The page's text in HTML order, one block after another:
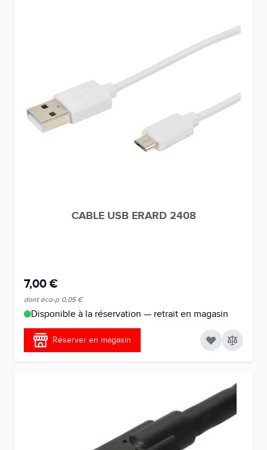
CABLE USB ERARD 2408
7,00 €
dont éco-p 0,05 €
Disponible à la réservation — retrait en magasin
Réserver en magasin